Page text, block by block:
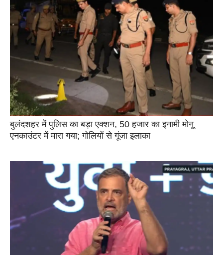
बुलंदशहर में पुलिस का बड़ा एक्शन, 50 हजार का इनामी मोनू
एनकाउंटर में मारा गया; गोलियों से गूंजा इलाका